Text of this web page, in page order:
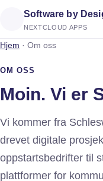
Software by
NEXTCLOUD APPS
Hjem · Om oss
OM OSS
Moin. Vi er
Vi kommer fra
drevet digitale
oppstartsbedrifter til
plattformer for